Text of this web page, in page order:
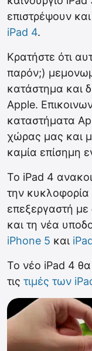
επιστρέψουν
iPad 4.
Κρατήστε ότι
παρόν;)
κατάστημα και
Apple.
καταστήματα
χώρας μας και
καμία επίσημη
Το iPad 4
την κυκλοφορία
επεξεργαστή με
και τη νέα
iPhone 5 και
Το νέο iPad 4 θα
τις τιμές των